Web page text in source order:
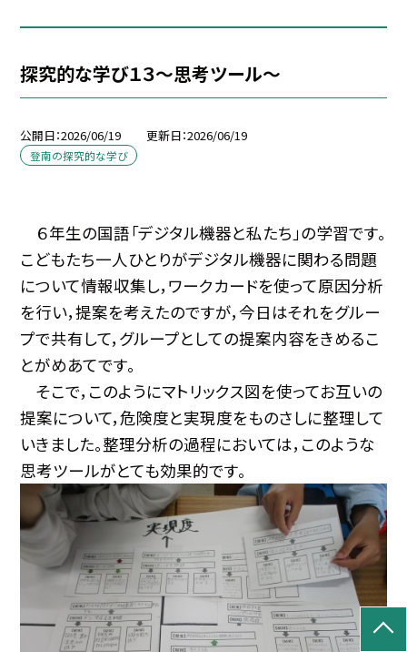
探究的な学び１３～思考ツール～
公開日 2026/06/19 更新日 2026/06/19
登南の探究的な学び
６年生の国語「デジタル機器と私たち」の学習です。
こどもたち一人ひとりがデジタル機器に関わる問題
について情報収集し，ワークカードを使って原因分析
を行い，提案を考えたのですが，今日はそれをグルー
プで共有して，グループとしての提案内容をきめるこ
とがめあてです。
そこで，このようにマトリックス図を使ってお互いの
提案について，危険度と実現度をものさしに整理して
いきました。整理分析の過程においては，このような
思考ツールがとても効果的です。